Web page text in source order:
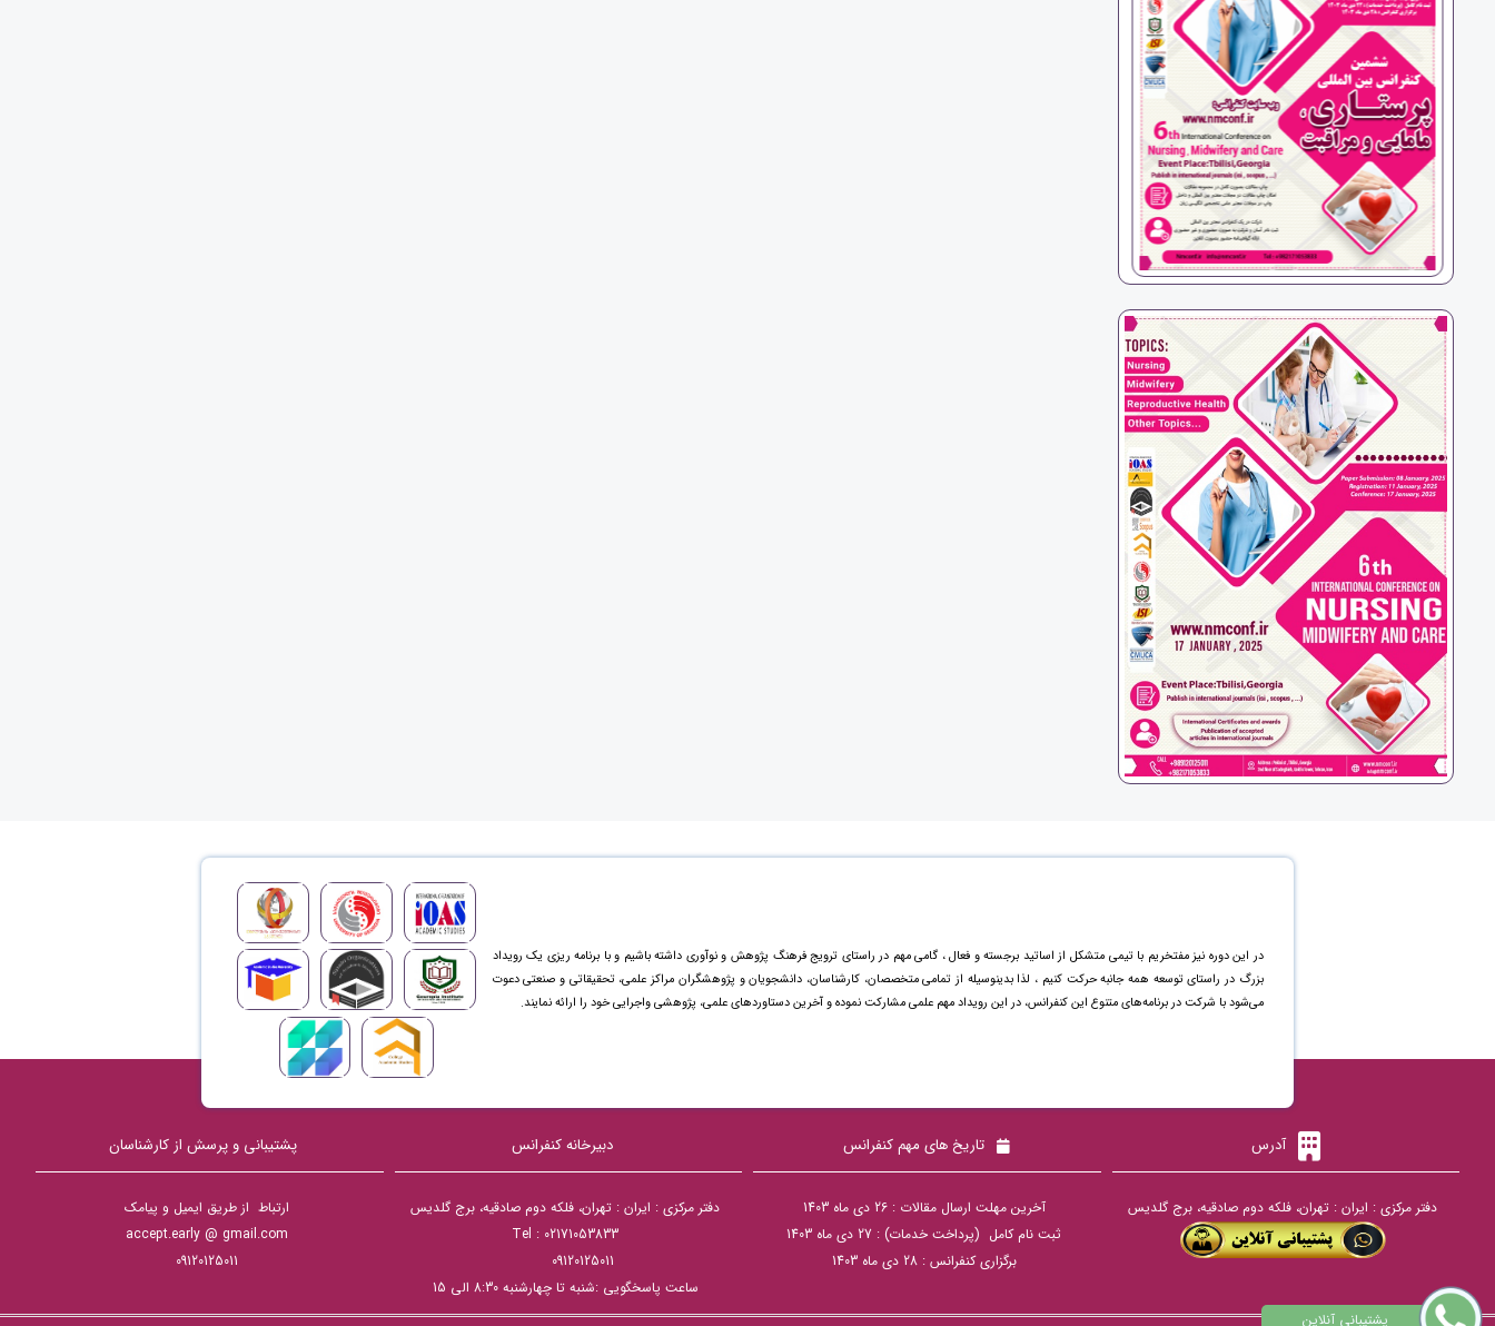
در این دوره نیز مفتخریم با تیمی متشکل از اساتید برجسته و فعال ، گامی مهم در راستای ترویج فرهنگ پژوهش و نوآوری داشته باشیم و با برنامه ریزی یک رویداد
بزرگ در راستای توسعه همه جانبه حرکت کنیم ، لذا بدینوسیله از تمامی متخصصان، کارشناسان، دانشجویان و پژوهشگران مراکز علمی، تحقیقاتی و صنعتی دعوت
می‌شود با شرکت در برنامه‌های متنوع این کنفرانس، در این رویداد مهم علمی مشارکت نموده و آخرین دستاورد‌های علمی، پژوهشی واجرایی خود را ارائه نمایند.
آدرس
دفتر مرکزی : ایران : تهران، فلکه دوم صادقیه، برج گلدیس
تاریخ های مهم کنفرانس
آخرین مهلت ارسال مقالات : 26 دی ماه 1403
ثبت نام کامل (پرداخت خدمات) : 27 دی ماه 1403
برگزاری کنفرانس : 28 دی ماه 1403
دبیرخانه کنفرانس
دفتر مرکزی : ایران : تهران، فلکه دوم صادقیه، برج گلدیس
Tel : 02171053833
09120125011
ساعت پاسخگویی :شنبه تا چهارشنبه 8:30 الی 15
پشتیبانی و پرسش از کارشناسان
ارتباط از طریق ایمیل و پیامک
accept.early @ gmail.com
09120125011